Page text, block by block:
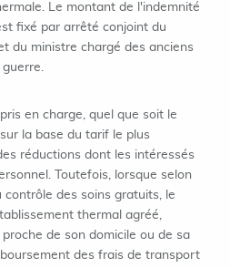
Le montant de l'indemnité
fixé par arrêté conjoint du
du ministre chargé des anciens
en charge, quel que soit le
la base du tarif le plus
réductions dont les intéressés
Toutefois, lorsque selon
contrôle des soins gratuits, le
thermal agréé,
de son domicile ou de sa
des frais de transport